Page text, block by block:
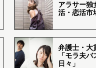
アラサー独
活・恋活市
弁護士・大
「モラ夫
日々」